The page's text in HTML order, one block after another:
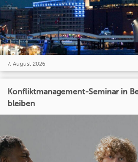
7. August 2026
Konfliktmanagement-Seminar in
bleiben